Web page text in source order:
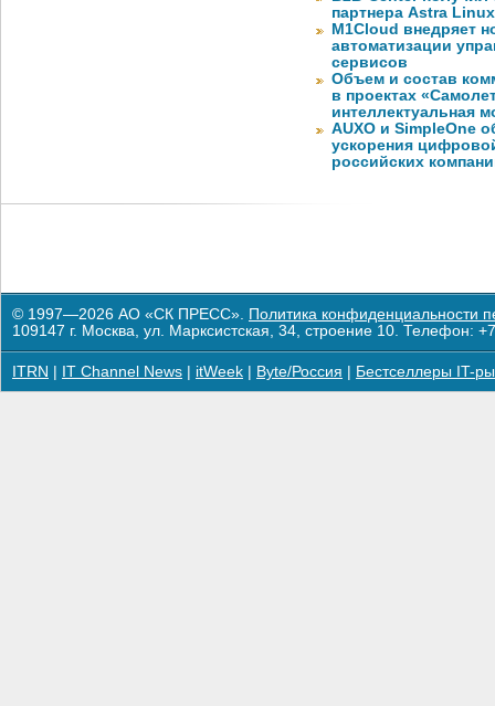
партнера Astra Linux
M1Cloud внедряет
автоматизации
сервисов
Объем и состав
в проектах
интеллектуальная
AUXO и SimpleOne
ускорения
российских
© 1997—2026 АО «СК ПРЕСС». Политика конфиденциальности
109147 г. Москва, ул. Марксистская, 34, строение 10. Телефон:
ITRN IT Channel News itWeek Byte/Россия Бестселлеры IT-